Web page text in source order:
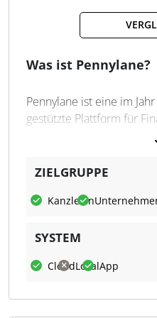
Persönliches
Unterstützt E-
Was ist Pennylane?
Pennylane ist eine im
gestützte Plattform für
Was kann
Pennylane zentralisiert
automatisch
Zusammenarbeit über
Funktionen für E-
ZUGFeRD) enthalten,
ZIELGRUPPE
Kanzleien
SYSTEM
CloudLokalApp